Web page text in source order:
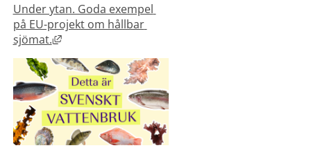
Under ytan. Goda exempel
på EU-projekt om hållbar
sjömat.
Länk till annan webbplats, öppnas i nytt fönster.